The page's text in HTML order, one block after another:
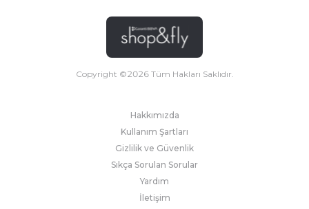
Copyright ©2026Tüm Hakları Saklıdır.
Hakkımızda
Kullanım Şartları
Gizlilik ve Güvenlik
Sıkça Sorulan Sorular
Yardım
İletişim